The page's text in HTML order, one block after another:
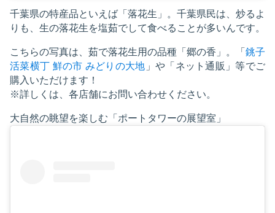
千葉県の特産品といえば「落花生」。千葉県民は、炒るよ
りも、生の落花生を塩茹でして食べることが多いんです。
こちらの写真は、茹で落花生用の品種「郷の香」。「 銚子
活菜横丁 鮮の市 みどりの大地 」や「ネット通販」等でご
購入いただけます！
※詳しくは、各店舗にお問い合わせください。
大自然の眺望を楽しむ「ポートタワーの展望室」